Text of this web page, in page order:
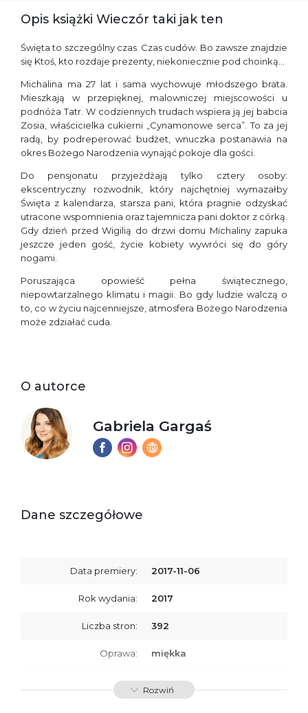
Opis książki Wieczór taki jak ten
Święta to szczególny czas. Czas cudów. Bo zawsze znajdzie
się Ktoś, kto rozdaje prezenty, niekoniecznie pod choinką…
Michalina ma 27 lat i sama wychowuje młodszego brata.
Mieszkają w przepięknej, malowniczej miejscowości u
podnóża Tatr. W codziennych trudach wspiera ją jej babcia
Zosia, właścicielka cukierni „Cynamonowe serca”. To za jej
radą, by podreperować budżet, wnuczka postanawia na
okres Bożego Narodzenia wynająć pokoje dla gości.
Do pensjonatu przyjeżdżają tylko cztery osoby:
ekscentryczny rozwodnik, który najchętniej wymazałby
Święta z kalendarza, starsza pani, która pragnie odzyskać
utracone wspomnienia oraz tajemnicza pani doktor z córką.
Gdy dzień przed Wigilią do drzwi domu Michaliny zapuka
jeszcze jeden gość, życie kobiety wywróci się do góry
nogami.
Poruszająca opowieść pełna świątecznego,
niepowtarzalnego klimatu i magii. Bo gdy ludzie walczą o
to, co w życiu najcenniejsze, atmosfera Bożego Narodzenia
może zdziałać cuda.
O autorce
Gabriela Gargaś
Dane szczegółowe
Data premiery: 2017-11-06
Rok wydania: 2017
Liczba stron: 392
Oprawa: miękka
ISBN 9788379767946
Rozwiń